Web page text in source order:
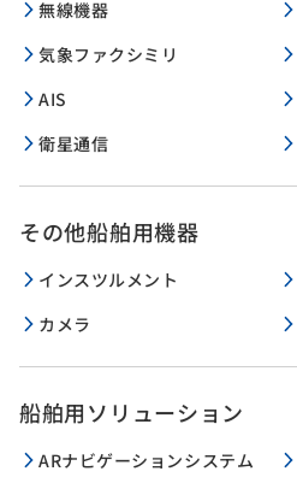
無線機器
気象ファクシミリ
AIS
衛星通信
その他船舶用機器
インスツルメント
カメラ
船舶用ソリューション
ARナビゲーションシステム